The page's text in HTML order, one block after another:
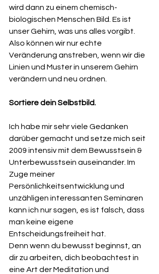
wird dann zu einem chemisch-
biologischen Menschen Bild. Es ist
unser Gehirn, was uns alles vorgibt.
Also können wir nur echte
Veränderung anstreben, wenn wir die
Linien und Muster in unserem Gehirn
verändern und neu ordnen.
Sortiere dein Selbstbild.
Ich habe mir sehr viele Gedanken
darüber gemacht und setze mich seit
2009 intensiv mit dem Bewusstsein &
Unterbewusstsein auseinander. Im
Zuge meiner
Persönlichkeitsentwicklung und
unzähligen interessanten Seminaren
kann ich nur sagen, es ist falsch, dass
man keine eigene
Entscheidungsfreiheit hat.
Denn wenn du bewusst beginnst, an
dir zu arbeiten, dich beobachtest in
eine Art der Meditation und